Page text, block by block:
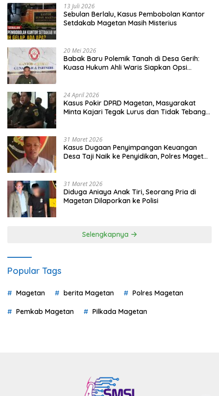
13 Juli 2026
Sebulan Berlalu, Kasus Pembobolan Kantor
Setdakab Magetan Masih Misterius
20 Mei 2026
Babak Baru Polemik Tanah di Desa Gerih:
Kuasa Hukum Ahli Waris Siapkan Opsi
24 April 2026
Kasus Pokir DPRD Magetan, Masyarakat
Minta Kajari Tegak Lurus dan Tidak Tebang
31 Maret 2026
Kasus Dugaan Penyimpangan Keuangan
Desa Taji Naik ke Penyidikan, Polres Magetan
31 Maret 2026
Diduga Aniaya Anak Tiri, Seorang Pria di
Magetan Dilaporkan ke Polisi
Selengkapnya
Popular Tags
Magetan berita Magetan Polres Magetan
Pemkab Magetan Pilkada Magetan